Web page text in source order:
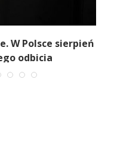
W Polsce sierpień
odbicia